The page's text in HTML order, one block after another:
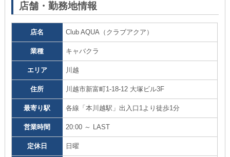
店舗・勤務地情報
店名 Club AQUA（クラブアクア）
業種 キャバクラ
エリア 川越
住所 川越市新富町1-18-12 大塚ビル3F
最寄り駅 各線「本川越駅」出入口1より徒歩1分
営業時間 20:00 ～ LAST
定休日 日曜